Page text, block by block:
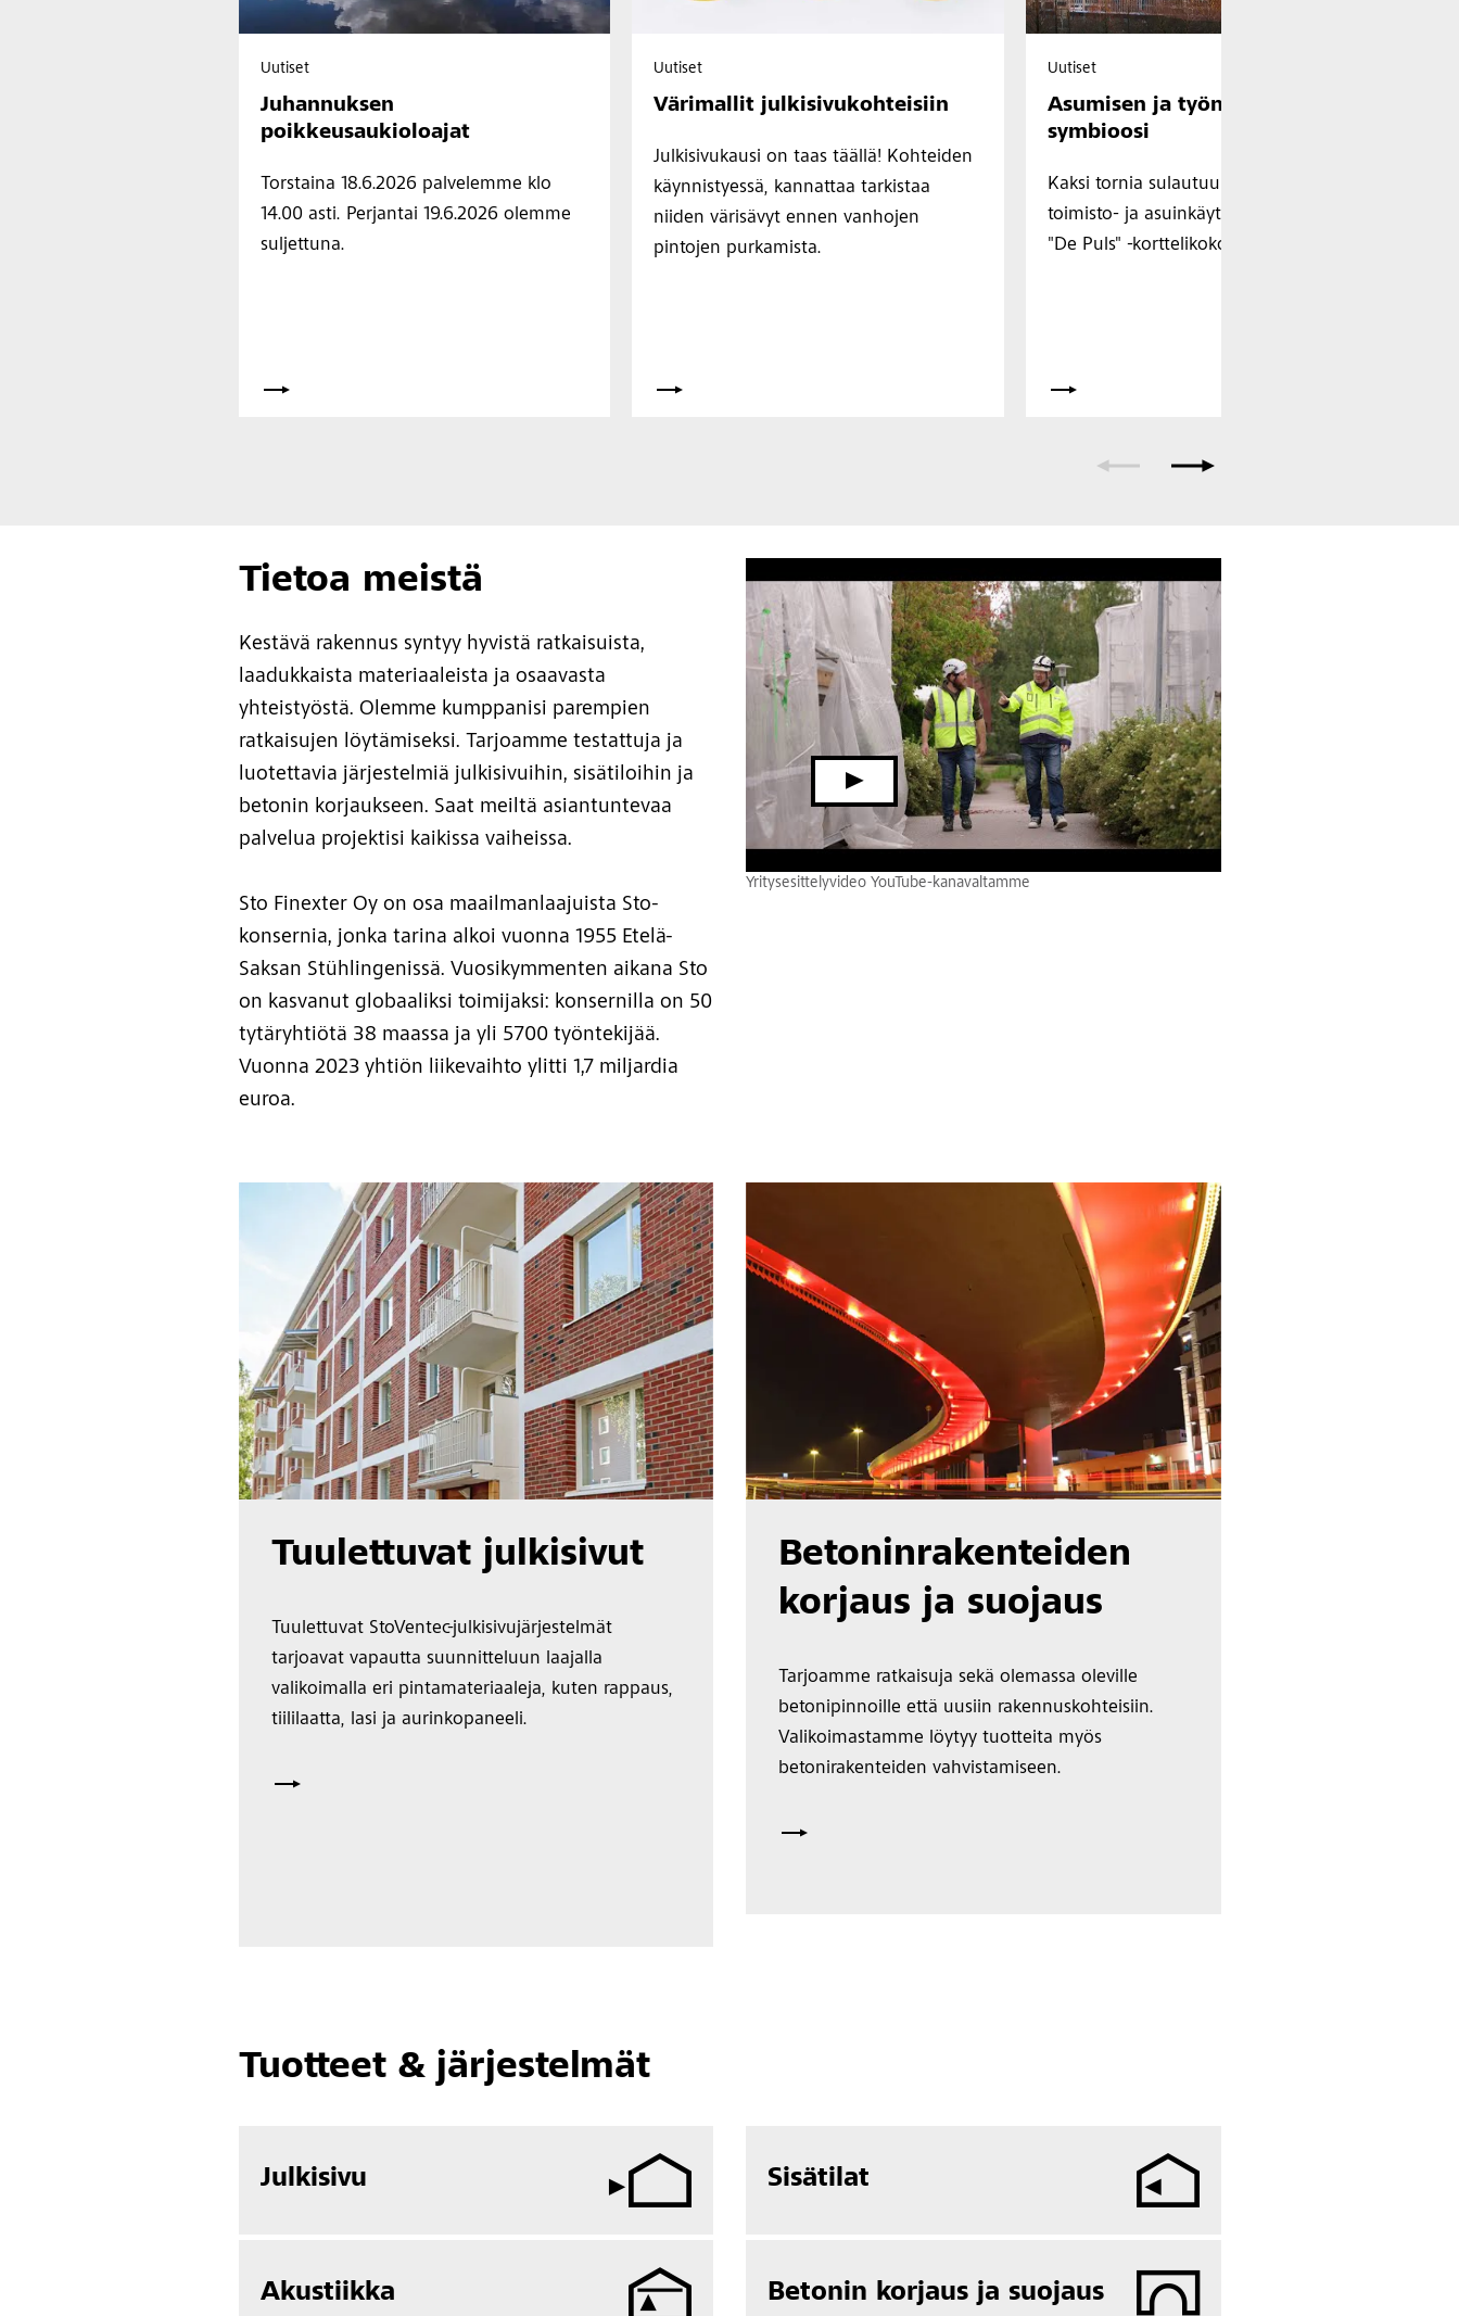
Juhannuksen
poikkeusaukioloajat
Torstaina 18.6.2026 palvelemme klo
14.00 asti. Perjantai 19.6.2026 olemme
suljettuna.
Uutiset
Värimallit julkisivukohteisiin
Julkisivukausi on taas täällä! Kohteiden
käynnistyessä, kannattaa tarkistaa
niiden värisävyt ennen vanhojen
pintojen purkamista.
Uutiset
Asumisen ja työnteon
symbioosi
Kaksi tornia sulautuu toisiinsa yhdistäen
toimisto- ja asuinkäytön Amsterdamin
"De Puls" -korttelikokonaisuudessa.
Uutiset
Tietoa meistä
Kestävä rakennus syntyy hyvistä ratkaisuista,
laadukkaista materiaaleista ja osaavasta
yhteistyöstä. Olemme kumppanisi parempien
ratkaisujen löytämiseksi. Tarjoamme testattuja ja
luotettavia järjestelmiä julkisivuihin, sisätiloihin ja
betonin korjaukseen. Saat meiltä asiantuntevaa
palvelua projektisi kaikissa vaiheissa.
Sto Finexter Oy on osa maailmanlaajuista Sto-
konsernia, jonka tarina alkoi vuonna 1955 Etelä-
Saksan Stühlingenissä. Vuosikymmenten aikana Sto
on kasvanut globaaliksi toimijaksi: konsernilla on 50
tytäryhtiötä 38 maassa ja yli 5700 työntekijää.
Vuonna 2023 yhtiön liikevaihto ylitti 1,7 miljardia
euroa.
Yritysesittelyvideo YouTube-kanavaltamme
Tuulettuvat julkisivut
Tuulettuvat StoVentec-julkisivujärjestelmät
tarjoavat vapautta suunnitteluun laajalla
valikoimalla eri pintamateriaaleja, kuten rappaus,
tiililaatta, lasi ja aurinkopaneeli.
Betoninrakenteiden
korjaus ja suojaus
Tarjoamme ratkaisuja sekä olemassa oleville
betonipinnoille että uusiin rakennuskohteisiin.
Valikoimastamme löytyy tuotteita myös
betonirakenteiden vahvistamiseen.
Tuotteet & järjestelmät
Julkisivu Sisätilat
Akustiikka Betonin korjaus ja suojaus